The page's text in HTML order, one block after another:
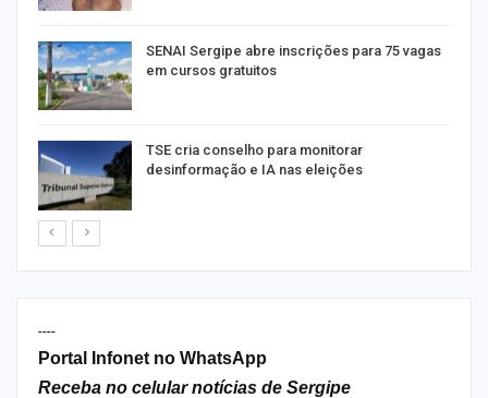
SENAI Sergipe abre inscrições para 75 vagas
em cursos gratuitos
TSE cria conselho para monitorar
desinformação e IA nas eleições
----
Portal Infonet no WhatsApp
Receba no celular notícias de Sergipe